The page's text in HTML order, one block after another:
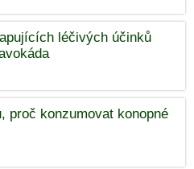
léčivých účinků
proč konzumovat konopné